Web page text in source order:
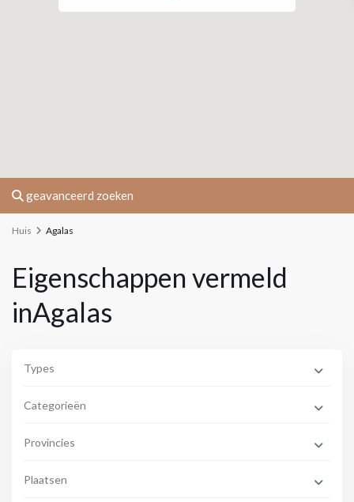
geavanceerd zoeken
Huis Agalas
Eigenschappen vermeld
inAgalas
Types
Categorieën
Provincies
Plaatsen